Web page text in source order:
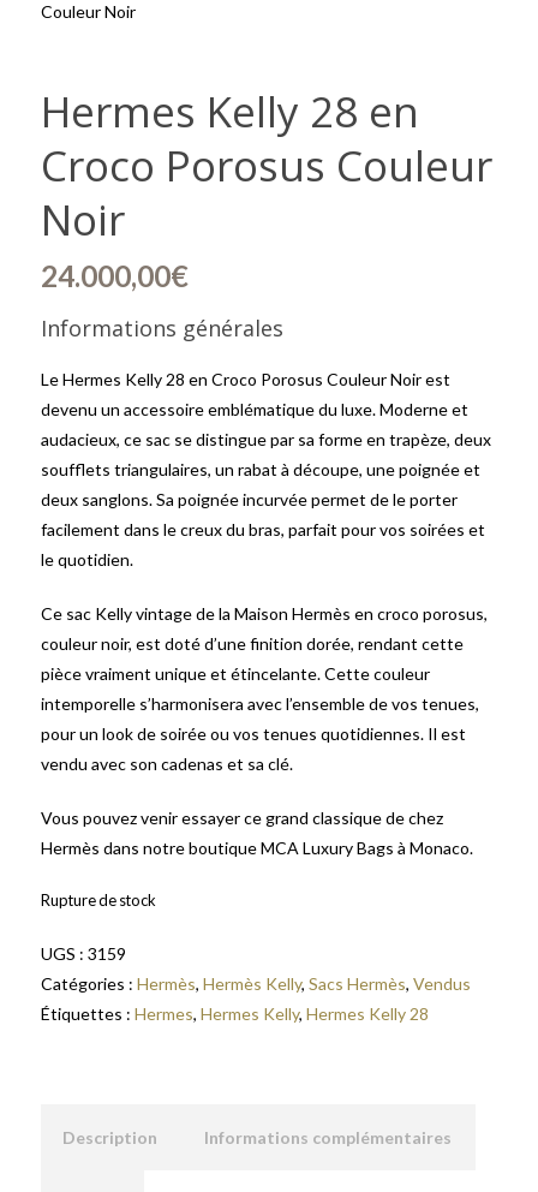
Couleur Noir
Hermes Kelly 28 en
Croco Porosus Couleur
Noir
24.000,00€
Informations générales
Le Hermes Kelly 28 en Croco Porosus Couleur Noir est
devenu un accessoire emblématique du luxe. Moderne et
audacieux, ce sac se distingue par sa forme en trapèze, deux
soufflets triangulaires, un rabat à découpe, une poignée et
deux sanglons. Sa poignée incurvée permet de le porter
facilement dans le creux du bras, parfait pour vos soirées et
le quotidien.
Ce sac Kelly vintage de la Maison Hermès en croco porosus,
couleur noir, est doté d’une finition dorée, rendant cette
pièce vraiment unique et étincelante. Cette couleur
intemporelle s’harmonisera avec l’ensemble de vos tenues,
pour un look de soirée ou vos tenues quotidiennes. Il est
vendu avec son cadenas et sa clé.
Vous pouvez venir essayer ce grand classique de chez
Hermès dans notre boutique MCA Luxury Bags à Monaco.
Rupture de stock
UGS : 3159
Catégories : Hermès, Hermès Kelly, Sacs Hermès, Vendus
Étiquettes : Hermes, Hermes Kelly, Hermes Kelly 28
Description Informations complémentaires